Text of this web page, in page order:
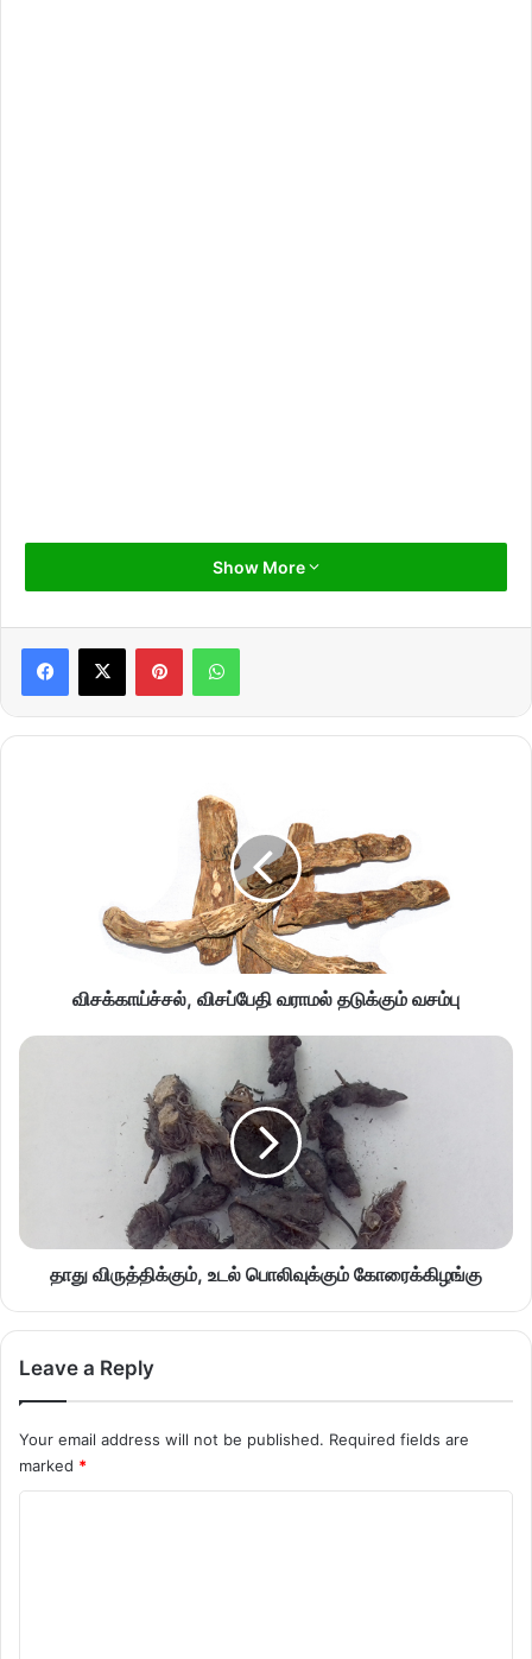
Show More
விசக்காய்ச்சல், விசப்பேதி வராமல் தடுக்கும் வசம்பு
தாது விருத்திக்கும், உடல் பொலிவுக்கும் கோரைக்கிழங்கு
Leave a Reply
Your email address will not be published. Required fields are
marked *